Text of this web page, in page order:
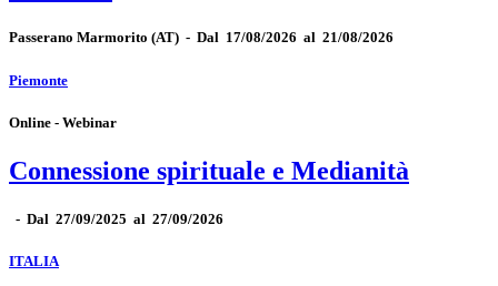
Passerano Marmorito (AT) - Dal 17/08/2026 al 21/08/2026
Piemonte
Online - Webinar
Connessione spirituale e Medianità
- Dal 27/09/2025 al 27/09/2026
ITALIA